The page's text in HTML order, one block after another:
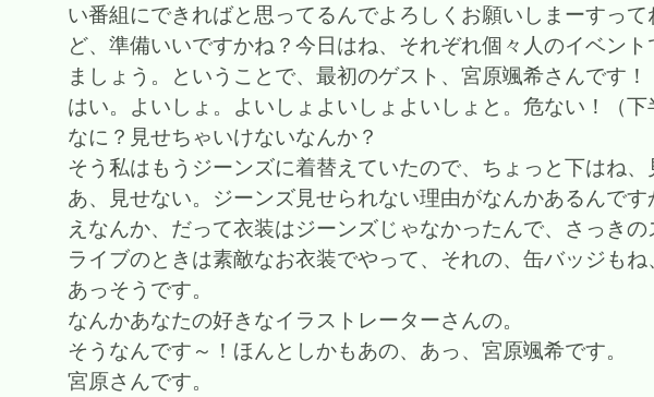
い番組にできればと思ってるんでよろしくお願いしまーすっ
ど、準備いいですかね？今日はね、それぞれ個々人のイベン
ましょう。ということで、最初のゲスト、宮原颯希さんです！
はい。よいしょ。よいしょよいしょよいしょと。危ない！（下
なに？見せちゃいけないなんか？
そう私はもうジーンズに着替えていたので、ちょっと下はね
あ、見せない。ジーンズ見せられない理由がなんかあるんです
えなんか、だって衣装はジーンズじゃなかったんで、さっきの
ライブのときは素敵なお衣装でやって、それの、缶バッジも
あっそうです。
なんかあなたの好きなイラストレーターさんの。
そうなんです～！ほんとしかもあの、あっ、宮原颯希です。
宮原さんです。